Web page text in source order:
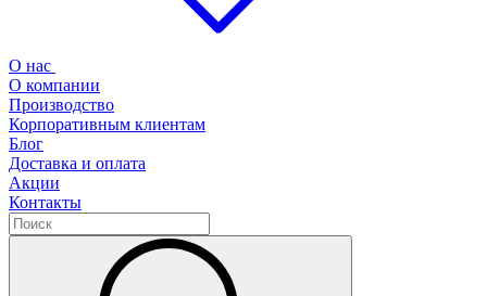
О нас
О компании
Производство
Корпоративным клиентам
Блог
Доставка и оплата
Акции
Контакты